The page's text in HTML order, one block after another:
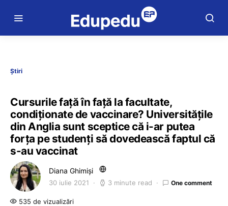
Știri
Cursurile față în față la facultate,
condiționate de vaccinare? Universitățile
din Anglia sunt sceptice că i-ar putea
forța pe studenți să dovedească faptul că
s-au vaccinat
Diana Ghimiși
30 iulie 2021 3 minute read One comment
535 de vizualizări